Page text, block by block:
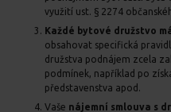
využití ust. § 2274
Každé bytové družstvo
obsahovat specifická
družstva podnájem zcela
podmínek, například po
představenstva apod.
Vaše nájemní smlouva s